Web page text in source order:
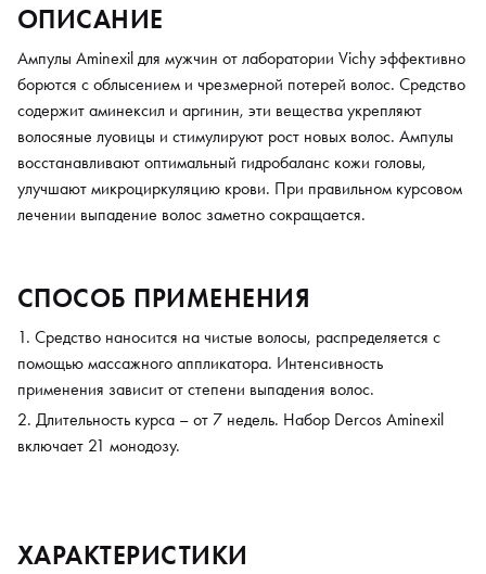
ОПИСАНИЕ
Ампулы Aminexil для мужчин от лаборатории Vichy эффективно
борются с облысением и чрезмерной потерей волос. Средство
содержит аминексил и аргинин, эти вещества укрепляют
волосяные луовицы и стимулируют рост новых волос. Ампулы
восстанавливают оптимальный гидробаланс кожи головы,
улучшают микроциркуляцию крови. При правильном курсовом
лечении выпадение волос заметно сокращается.
СПОСОБ ПРИМЕНЕНИЯ
Средство наносится на чистые волосы, распределяется с
помощью массажного аппликатора. Интенсивность
применения зависит от степени выпадения волос.
Длительность курса – от 7 недель. Набор Dercos Aminexil
включает 21 монодозу.
ХАРАКТЕРИСТИКИ